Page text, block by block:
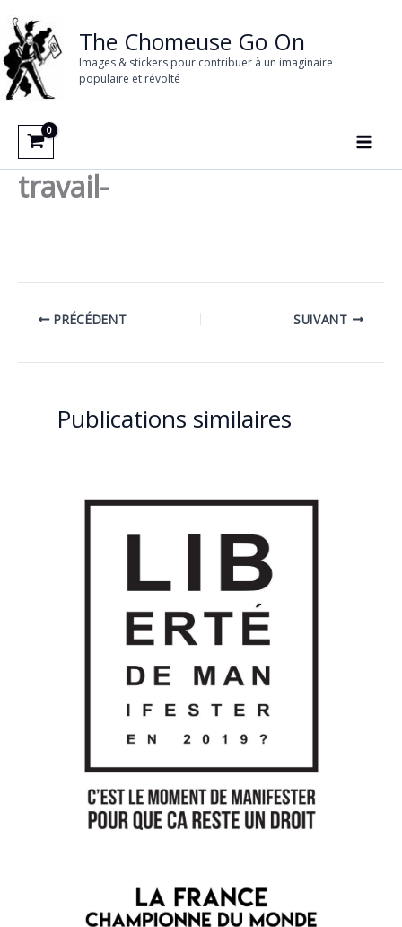
au
contenu
The Chomeuse Go On
Images & stickers pour contribuer à un imaginaire
populaire et révolté
travail-
PRÉCÉDENT SUIVANT
Publications similaires